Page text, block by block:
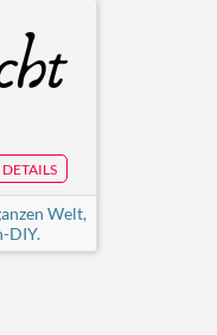
DETAILS
Welt,
DIY.